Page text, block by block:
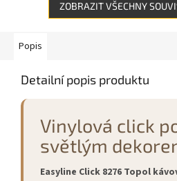
ZOBRAZIT VŠECHNY
Popis
Detailní popis produktu
Vinylová click
světlým
Easyline Click 8276 Topol